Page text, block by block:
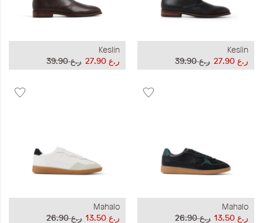
Keslin
ر.ع 39.90
ر.ع 27.90
Keslin
ر.ع 39.90
ر.ع 27.90
Mahalo
ر.ع 26.90
ر.ع 13.50
Mahalo
ر.ع 26.90
ر.ع 13.50